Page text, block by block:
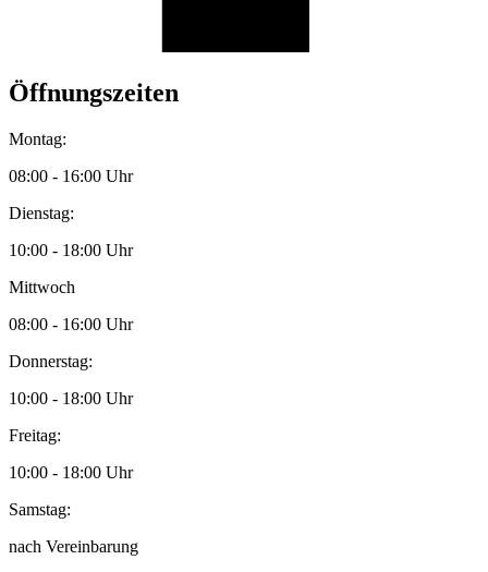
Öffnungszeiten
Montag:
08:00 - 16:00 Uhr
Dienstag:
10:00 - 18:00 Uhr
Mittwoch
08:00 - 16:00 Uhr
Donnerstag:
10:00 - 18:00 Uhr
Freitag:
10:00 - 18:00 Uhr
Samstag:
nach Vereinbarung